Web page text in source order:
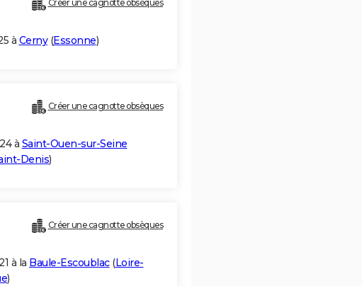
Créer une cagnotte obsèques
à Cerny(Essonne)
Créer une cagnotte obsèques
à Saint-Ouen-sur-Seine
Denis)
Créer une cagnotte obsèques
à la Baule-Escoublac(Loire-
)